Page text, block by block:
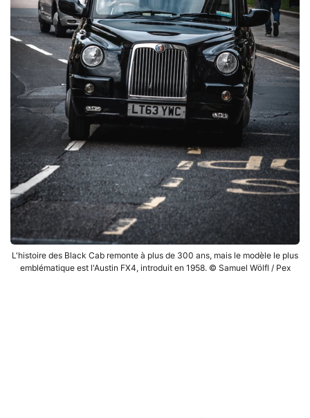
L'histoire des Black Cab remonte à plus de 300 ans, mais le modèle le plus
emblématique est l'Austin FX4, introduit en 1958. © Samuel Wölfl / Pex